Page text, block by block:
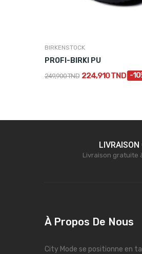
BIRKENSTOCK
PROFI-BIRKI PU
249,900 TND 224,910 TND -
LIVRAISON
Livraison gratuite
À Propos De Nous
City Mode se positionne en